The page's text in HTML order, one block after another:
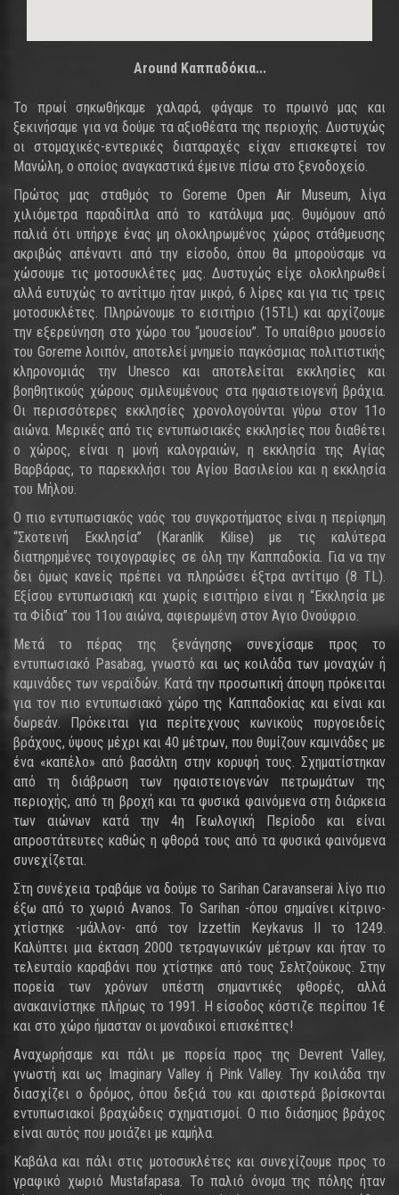
Around Καππαδόκια...
Το πρωί σηκωθήκαμε χαλαρά, φάγαμε το πρωινό μας και
ξεκινήσαμε για να δούμε τα αξιοθέατα της περιοχής. Δυστυχώς
οι στομαχικές-εντερικές διαταραχές είχαν επισκεφτεί τον
Μανώλη, ο οποίος αναγκαστικά έμεινε πίσω στο ξενοδοχείο.
Πρώτος μας σταθμός το Goreme Open Air Museum, λίγα
χιλιόμετρα παραδίπλα από το κατάλυμα μας. Θυμόμουν από
παλιά ότι υπήρχε ένας μη ολοκληρωμένος χώρος στάθμευσης
ακριβώς απέναντι από την είσοδο, όπου θα μπορούσαμε να
χώσουμε τις μοτοσυκλέτες μας. Δυστυχώς είχε ολοκληρωθεί
αλλά ευτυχώς το αντίτιμο ήταν μικρό, 6 λίρες και για τις τρεις
μοτοσυκλέτες. Πληρώνουμε το εισιτήριο (15TL) και αρχίζουμε
την εξερεύνηση στο χώρο του “μουσείου”. Το υπαίθριο μουσείο
του Goreme λοιπόν, αποτελεί μνημείο παγκόσμιας πολιτιστικής
κληρονομιάς την Unesco και αποτελείται εκκλησίες και
βοηθητικούς χώρους σμιλευμένους στα ηφαιστειογενή βράχια.
Οι περισσότερες εκκλησίες χρονολογούνται γύρω στον 11ο
αιώνα. Μερικές από τις εντυπωσιακές εκκλησίες που διαθέτει
ο χώρος, είναι η μονή καλογραιών, η εκκλησία της Αγίας
Βαρβάρας, το παρεκκλήσι του Αγίου Βασιλείου και η εκκλησία
του Μήλου.
Ο πιο εντυπωσιακός ναός του συγκροτήματος είναι η περίφημη
“Σκοτεινή Εκκλησία” (Karanlik Kilise) με τις καλύτερα
διατηρημένες τοιχογραφίες σε όλη την Καππαδοκία. Για να την
δει όμως κανείς πρέπει να πληρώσει έξτρα αντίτιμο (8 TL).
Εξίσου εντυπωσιακή και χωρίς εισιτήριο είναι η “Εκκλησία με
τα Φίδια” του 11ου αιώνα, αφιερωμένη στον Άγιο Ονούφριο.
Μετά το πέρας της ξενάγησης συνεχίσαμε προς το
εντυπωσιακό Pasabag, γνωστό και ως κοιλάδα των μοναχών ή
καμινάδες των νεραϊδών. Κατά την προσωπική άποψη πρόκειται
για τον πιο εντυπωσιακό χώρο της Καππαδοκίας και είναι και
δωρεάν. Πρόκειται για περίτεχνους κωνικούς πυργοειδείς
βράχους, ύψους μέχρι και 40 μέτρων, που θυμίζουν καμινάδες με
ένα «καπέλο» από βασάλτη στην κορυφή τους. Σχηματίστηκαν
από τη διάβρωση των ηφαιστειογενών πετρωμάτων της
περιοχής, από τη βροχή και τα φυσικά φαινόμενα στη διάρκεια
των αιώνων κατά την 4η Γεωλογική Περίοδο και είναι
απροστάτευτες καθώς η φθορά τους από τα φυσικά φαινόμενα
συνεχίζεται.
Στη συνέχεια τραβάμε να δούμε το Sarihan Caravanserai λίγο πιο
έξω από το χωριό Avanos. Το Sarihan -όπου σημαίνει κίτρινο-
χτίστηκε -μάλλον- από τον Izzettin Keykavus II το 1249.
Καλύπτει μια έκταση 2000 τετραγωνικών μέτρων και ήταν το
τελευταίο καραβάνι που χτίστηκε από τους Σελτζούκους. Στην
πορεία των χρόνων υπέστη σημαντικές φθορές, αλλά
ανακαινίστηκε πλήρως το 1991. Η είσοδος κόστιζε περίπου 1€
και στο χώρο ήμασταν οι μοναδικοί επισκέπτες!
Αναχωρήσαμε και πάλι με πορεία προς της Devrent Valley,
γνωστή και ως Imaginary Valley ή Pink Valley. Την κοιλάδα την
διασχίζει ο δρόμος, όπου δεξιά του και αριστερά βρίσκονται
εντυπωσιακοί βραχώδεις σχηματισμοί. Ο πιο διάσημος βράχος
είναι αυτός που μοιάζει με καμήλα.
Καβάλα και πάλι στις μοτοσυκλέτες και συνεχίζουμε προς το
γραφικό χωριό Mustafapasa. Το παλιό όνομα της πόλης ήταν